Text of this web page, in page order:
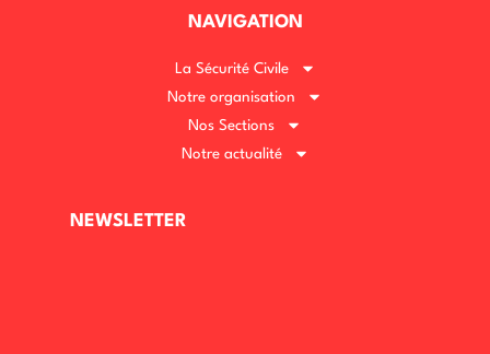
NAVIGATION
La Sécurité Civile
Notre organisation
Nos Sections
Notre actualité
NEWSLETTER